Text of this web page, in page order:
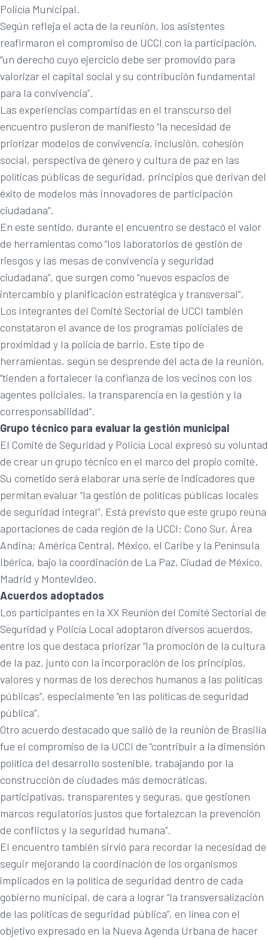
Policía Municipal.
Según refleja el acta de la reunión, los asistentes
reafirmaron el compromiso de UCCI con la participación,
“un derecho cuyo ejercicio debe ser promovido para
valorizar el capital social y su contribución fundamental
para la convivencia”.
Las experiencias compartidas en el transcurso del
encuentro pusieron de manifiesto “la necesidad de
priorizar modelos de convivencia, inclusión, cohesión
social, perspectiva de género y cultura de paz en las
políticas públicas de seguridad, principios que derivan del
éxito de modelos más innovadores de participación
ciudadana”.
En este sentido, durante el encuentro se destacó el valor
de herramientas como “los laboratorios de gestión de
riesgos y las mesas de convivencia y seguridad
ciudadana”, que surgen como “nuevos espacios de
intercambio y planificación estratégica y transversal”.
Los integrantes del Comité Sectorial de UCCI también
constataron el avance de los programas policiales de
proximidad y la policía de barrio. Este tipo de
herramientas, según se desprende del acta de la reunión,
“tienden a fortalecer la confianza de los vecinos con los
agentes policiales, la transparencia en la gestión y la
corresponsabilidad”.
Grupo técnico para evaluar la gestión municipal
El Comité de Seguridad y Policía Local expresó su voluntad
de crear un grupo técnico en el marco del propio comité.
Su cometido será elaborar una serie de indicadores que
permitan evaluar “la gestión de políticas públicas locales
de seguridad integral”. Está previsto que este grupo reúna
aportaciones de cada región de la UCCI: Cono Sur, Área
Andina; América Central, México, el Caribe y la Península
Ibérica, bajo la coordinación de La Paz, Ciudad de México,
Madrid y Montevideo.
Acuerdos adoptados
Los participantes en la XX Reunión del Comité Sectorial de
Seguridad y Policía Local adoptaron diversos acuerdos,
entre los que destaca priorizar “la promoción de la cultura
de la paz, junto con la incorporación de los principios,
valores y normas de los derechos humanos a las políticas
públicas”, especialmente “en las políticas de seguridad
pública”.
Otro acuerdo destacado que salió de la reunión de Brasilia
fue el compromiso de la UCCI de “contribuir a la dimensión
política del desarrollo sostenible, trabajando por la
construcción de ciudades más democráticas,
participativas, transparentes y seguras, que gestionen
marcos regulatorios justos que fortalezcan la prevención
de conflictos y la seguridad humana”.
El encuentro también sirvió para recordar la necesidad de
seguir mejorando la coordinación de los organismos
implicados en la política de seguridad dentro de cada
gobierno municipal, de cara a lograr “la transversalización
de las políticas de seguridad pública”, en línea con el
objetivo expresado en la Nueva Agenda Urbana de hacer